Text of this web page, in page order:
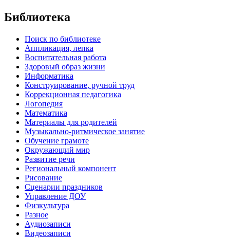
Библиотека
Поиск по библиотеке
Аппликация, лепка
Воспитательная работа
Здоровый образ жизни
Информатика
Конструирование, ручной труд
Коррекционная педагогика
Логопедия
Математика
Материалы для родителей
Музыкально-ритмическое занятие
Обучение грамоте
Окружающий мир
Развитие речи
Региональный компонент
Рисование
Сценарии праздников
Управление ДОУ
Физкультура
Разное
Аудиозаписи
Видеозаписи